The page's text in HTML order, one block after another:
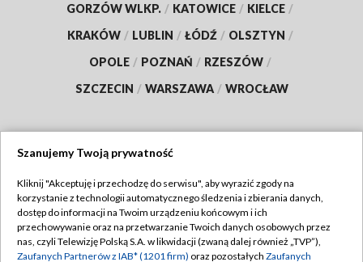
GORZÓW WLKP. / KATOWICE / KIELCE /
KRAKÓW / LUBLIN / ŁÓDŹ / OLSZTYN /
OPOLE / POZNAŃ / RZESZÓW /
SZCZECIN / WARSZAWA / WROCŁAW
TVP
Abonament TVP
Emisja w TVP
Regulamin TVP
Polityka prywatności
Szanujemy Twoją prywatność
Kliknij "Akceptuję i przechodzę do serwisu", aby wyrazić zgody na
korzystanie z technologii automatycznego śledzenia i zbierania danych,
dostęp do informacji na Twoim urządzeniu końcowym i ich
przechowywanie oraz na przetwarzanie Twoich danych osobowych przez
nas, czyli Telewizję Polską S.A. w likwidacji (zwaną dalej również „TVP”),
Zaufanych Partnerów z IAB* (1201 firm) oraz pozostałych Zaufanych